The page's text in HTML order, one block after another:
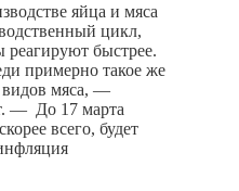
яйца и мяса
цикл,
реагируют быстрее.
примерно такое же
видов мяса, —
— До 17 марта
всего, будет